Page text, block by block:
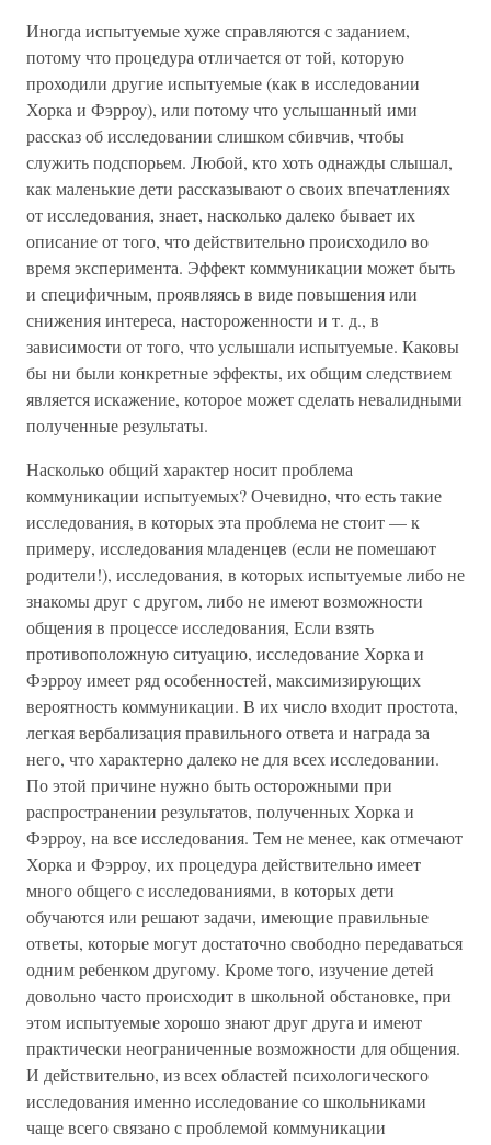
Иногда испытуемые хуже справляются с заданием,
потому что процедура отличается от той, которую
проходили другие испытуемые (как в исследовании
Хорка и Фэрроу), или потому что услышанный ими
рассказ об исследовании слишком сбивчив, чтобы
служить подспорьем. Любой, кто хоть однажды слышал,
как маленькие дети рассказывают о своих впечатлениях
от исследования, знает, насколько далеко бывает их
описание от того, что действительно происходило во
время эксперимента. Эффект коммуникации может быть
и специфичным, проявляясь в виде повышения или
снижения интереса, настороженности и т. д., в
зависимости от того, что услышали испытуемые. Каковы
бы ни были конкретные эффекты, их общим следствием
является искажение, которое может сделать невалидными
полученные результаты.
Насколько общий характер носит проблема
коммуникации испытуемых? Очевидно, что есть такие
исследования, в которых эта проблема не стоит — к
примеру, исследования младенцев (если не помешают
родители!), исследования, в которых испытуемые либо не
знакомы друг с другом, либо не имеют возможности
общения в процессе исследования, Если взять
противоположную ситуацию, исследование Хорка и
Фэрроу имеет ряд особенностей, максимизирующих
вероятность коммуникации. В их число входит простота,
легкая вербализация правильного ответа и награда за
него, что характерно далеко не для всех исследовании.
По этой причине нужно быть осторожными при
распространении результатов, полученных Хорка и
Фэрроу, на все исследования. Тем не менее, как отмечают
Хорка и Фэрроу, их процедура действительно имеет
много общего с исследованиями, в которых дети
обучаются или решают задачи, имеющие правильные
ответы, которые могут достаточно свободно передаваться
одним ребенком другому. Кроме того, изучение детей
довольно часто происходит в школьной обстановке, при
этом испытуемые хорошо знают друг друга и имеют
практически неограниченные возможности для общения.
И действительно, из всех областей психологического
исследования именно исследование со школьниками
чаще всего связано с проблемой коммуникации